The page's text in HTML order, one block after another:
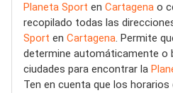
Planeta Sport en Cartagena o
recopilado todas las
Sport en Cartagena. Permite
determine automáticamente o
ciudades para encontrar la
Ten en cuenta que los horarios